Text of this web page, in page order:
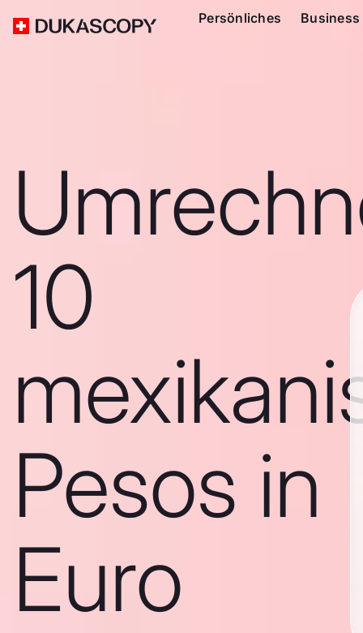
Persönliches Business
10
Pesos in
Euro